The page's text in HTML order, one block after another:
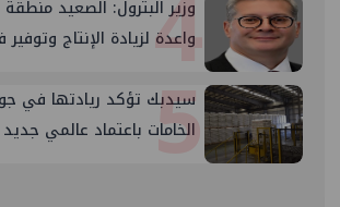
وزير البترول: الصعيد منطقة
واعدة لزيادة الإنتاج
5
سيدبك تؤكد ريادتها في
الخامات باعتماد عالمي جديد